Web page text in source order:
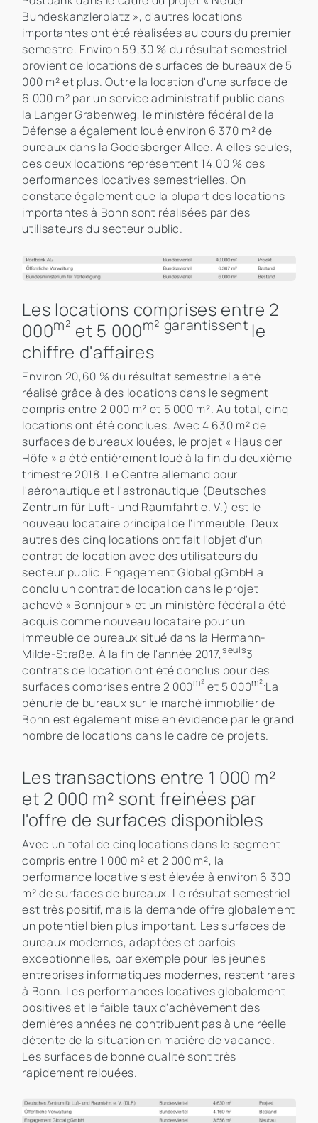
Bundeskanzlerplatz », d'autres locations
importantes ont été réalisées au cours du premier
semestre. Environ 59,30 % du résultat semestriel
provient de locations de surfaces de bureaux de 5
000 m² et plus. Outre la location d'une surface de
6 000 m² par un service administratif public dans
la Langer Grabenweg, le ministère fédéral de la
Défense a également loué environ 6 370 m² de
bureaux dans la Godesberger Allee. À elles seules,
ces deux locations représentent 14,00 % des
performances locatives semestrielles. On
constate également que la plupart des locations
importantes à Bonn sont réalisées par des
utilisateurs du secteur public.
Les locations comprises entre 2
000m² et 5 000m² garantissent le
chiffre d'affaires
Environ 20,60 % du résultat semestriel a été
réalisé grâce à des locations dans le segment
compris entre 2 000 m² et 5 000 m². Au total, cinq
locations ont été conclues. Avec 4 630 m² de
surfaces de bureaux louées, le projet « Haus der
Höfe » a été entièrement loué à la fin du deuxième
trimestre 2018. Le Centre allemand pour
l'aéronautique et l'astronautique (Deutsches
Zentrum für Luft- und Raumfahrt e. V.) est le
nouveau locataire principal de l'immeuble. Deux
autres des cinq locations ont fait l'objet d'un
contrat de location avec des utilisateurs du
secteur public. Engagement Global gGmbH a
conclu un contrat de location dans le projet
achevé « Bonnjour » et un ministère fédéral a été
acquis comme nouveau locataire pour un
immeuble de bureaux situé dans la Hermann-
Milde-Straße. À la fin de l'année 2017,seuls3
contrats de location ont été conclus pour des
surfaces comprises entre 2 000m² et 5 000m².La
pénurie de bureaux sur le marché immobilier de
Bonn est également mise en évidence par le grand
nombre de locations dans le cadre de projets.
Les transactions entre 1 000 m²
et 2 000 m² sont freinées par
l'offre de surfaces disponibles
Avec un total de cinq locations dans le segment
compris entre 1 000 m² et 2 000 m², la
performance locative s'est élevée à environ 6 300
m² de surfaces de bureaux. Le résultat semestriel
est très positif, mais la demande offre globalement
un potentiel bien plus important. Les surfaces de
bureaux modernes, adaptées et parfois
exceptionnelles, par exemple pour les jeunes
entreprises informatiques modernes, restent rares
à Bonn. Les performances locatives globalement
positives et le faible taux d'achèvement des
dernières années ne contribuent pas à une réelle
détente de la situation en matière de vacance.
Les surfaces de bonne qualité sont très
rapidement relouées.